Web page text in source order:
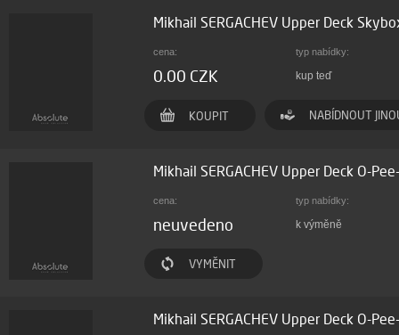
Mikhail SERGACHEV Upper Deck
cena: typ nabídky:
0.00 CZK kup teď
KOUPIT NABÍDNOUT
Mikhail SERGACHEV Upper Deck O-
cena: typ nabídky:
neuvedeno k výměně
VYMĚNIT
Mikhail SERGACHEV Upper Deck O-